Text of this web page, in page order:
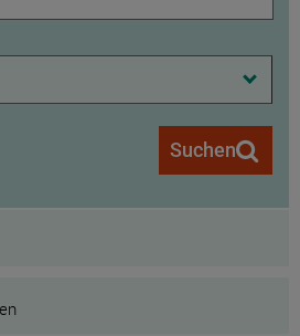
Suchen